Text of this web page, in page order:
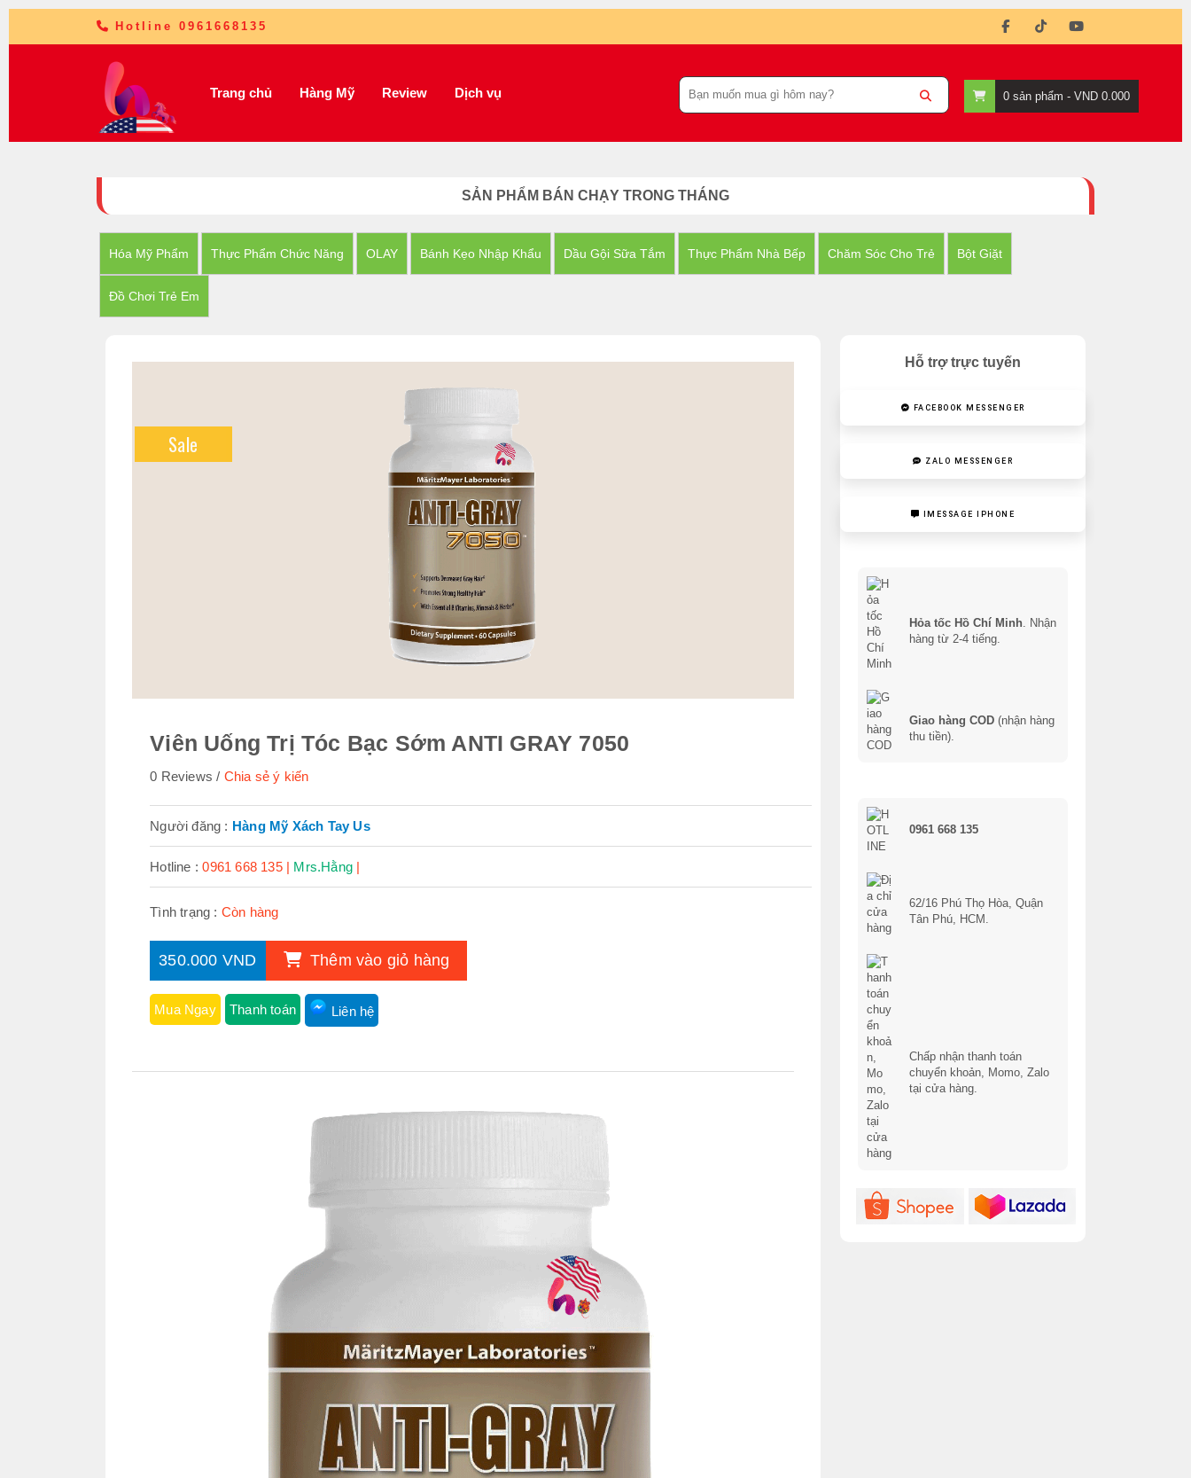
Hotline 0961668135
Trang chủ Hàng Mỹ Review Dịch vụ 0sản phẩm - VND 0.000
SẢN PHẨM BÁN CHẠY TRONG THÁNG
Hóa Mỹ Phẩm Thực Phẩm Chức Năng OLAY Bánh Kẹo Nhập Khẩu Dầu Gội Sữa Tắm Thực Phẩm Nhà Bếp Chăm Sóc Cho Trẻ Bột Giặt
Đồ Chơi Trẻ Em
Hỗ trợ trực tuyến
FACEBOOK MESSENGER
ZALO MESSENGER
IMESSAGE IPHONE
Hỏa tốc Hồ Chí Minh. Nhận
hàng từ 2-4 tiếng.
Giao hàng COD (nhận hàng
thu tiền).
0961 668 135
62/16 Phú Thọ Hòa, Quận
Tân Phú, HCM.
Chấp nhận thanh toán
chuyển khoản, Momo, Zalo
tại cửa hàng.
Viên Uống Trị Tóc Bạc Sớm ANTI GRAY 7050
0 Reviews Chia sẻ ý kiến
Người đăng : Hàng Mỹ Xách Tay Us
Hotline :0961 668 135 | Mrs.Hằng|
Tình trạng : Còn hàng
350.000 VND
Sale
Thêm vào giỏ hàng
Mua Ngay Thanh toán Liên hệ